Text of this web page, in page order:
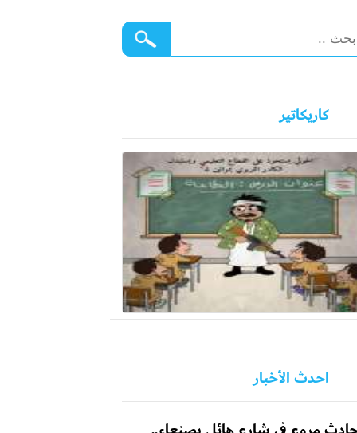
كاريكاتير
احدث الأخبار